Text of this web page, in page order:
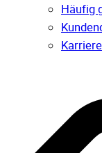
Häufig
Karriere